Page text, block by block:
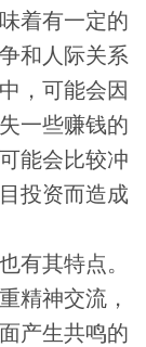
着有一定的
和人际关系
，可能会因
一些赚钱的
能会比较冲
投资而造成
有其特点。
精神交流，
产生共鸣的